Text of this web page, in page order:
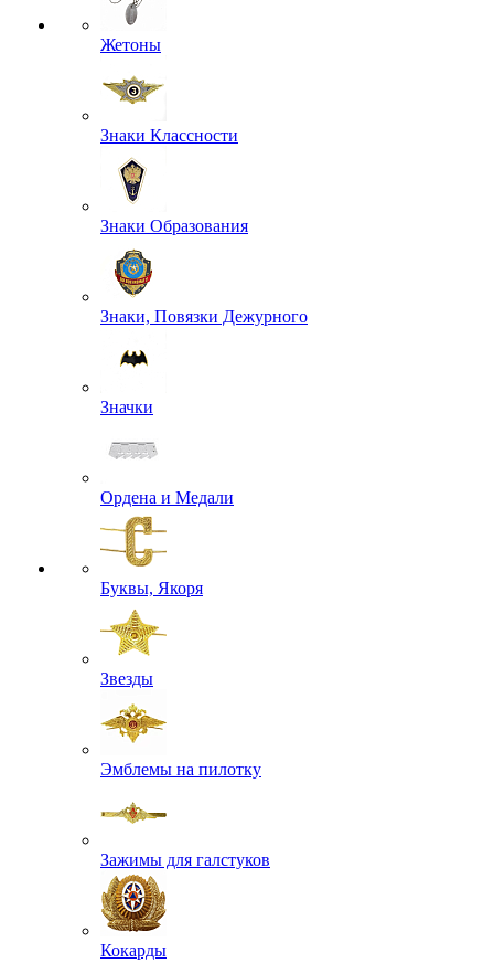
Жетоны
Знаки Классности
Знаки Образования
Знаки, Повязки Дежурного
Значки
Ордена и Медали
Буквы, Якоря
Звезды
Эмблемы на пилотку
Зажимы для галстуков
Кокарды